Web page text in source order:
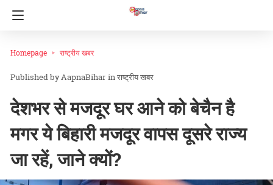
Homepage राष्ट्रीय खबर
AapnaBihar inराष्ट्रीय खबर
देशभर से मजदूर घर आने को बेचैन है
मगर ये बिहारी मजदूर वापस दूसरे राज्य
जा रहें, जाने क्यों?